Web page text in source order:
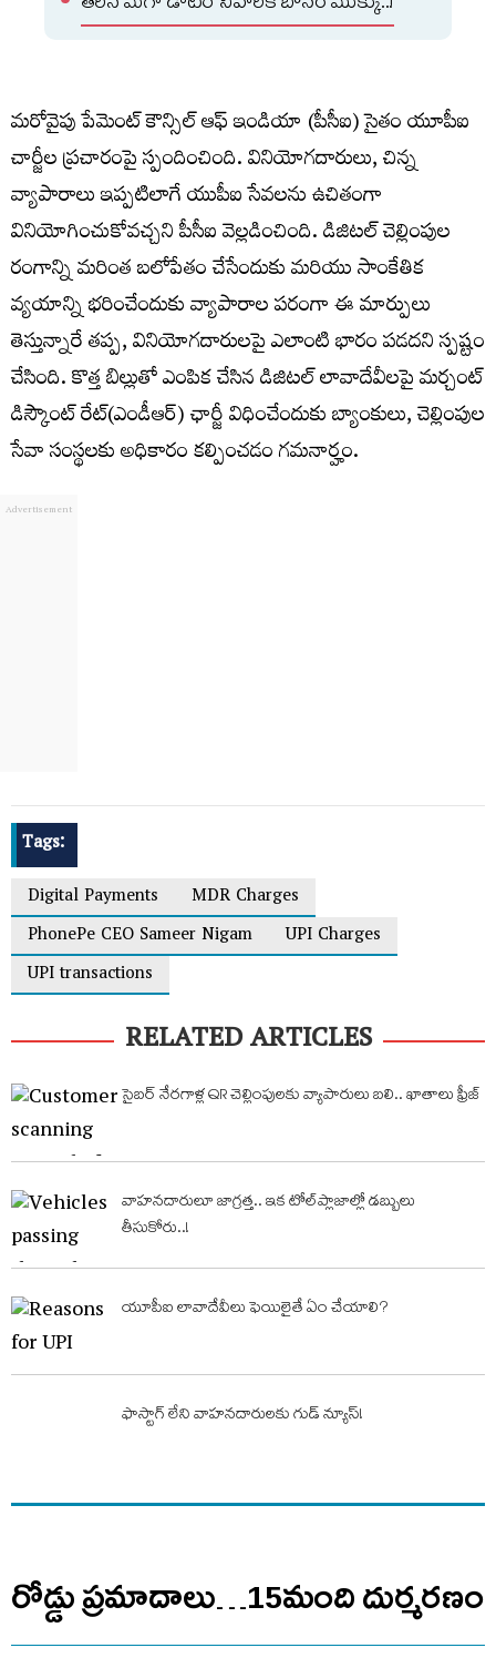
మరోవైపు పేమెంట్ కౌన్సిల్ ఆఫ్ ఇండియా (పీసీఐ) సైతం యూపీఐ
చార్జీల ప్రచారంపై స్పందించింది. వినియోగదారులు, చిన్న
వ్యాపారాలు ఇప్పటిలాగే యుపీఐ సేవలను ఉచితంగా
వినియోగించుకోవచ్చని పీసీఐ వెల్లడించింది. డిజిటల్ చెల్లింపుల
రంగాన్ని మరింత బలోపేతం చేసేందుకు మరియు సాంకేతిక
వ్యయాన్ని భరించేందుకు వ్యాపారాల పరంగా ఈ మార్పులు
తెస్తున్నారే తప్ప, వినియోగదారులపై ఎలాంటి భారం పడదని స్పష్టం
చేసింది. కొత్త బిల్లుతో ఎంపిక చేసిన డిజిటల్‌ లావాదేవీలపై మర్చంట్‌
డిస్కౌంట్‌ రేట్‌(ఎండీఆర్‌) ఛార్జీ విధించేందుకు బ్యాంకులు, చెల్లింపుల
సేవా సంస్థలకు అధికారం కల్పించడం గమనార్హం.
Tags:
Digital Payments
MDR Charges
PhonePe CEO Sameer Nigam
UPI Charges
UPI transactions
RELATED ARTICLES
సైబర్‌ నేరగాళ్ల QR చెల్లింపులకు వ్యాపారులు బలి.. ఖాతాలు ఫ్రీజ్‌
వాహనదారులూ జాగ్రత్త.. ఇక టోల్​ప్లాజాల్లో డబ్బులు
తీసుకోరు..!
యూపీఐ లావాదేవీలు ఫెయిలైతే ఏం చేయాలి?
ఫాస్టాగ్‌ లేని వాహనదారులకు గుడ్ న్యూస్!
రోడ్డు ప్రమాదాలు…15మంది దుర్మరణం